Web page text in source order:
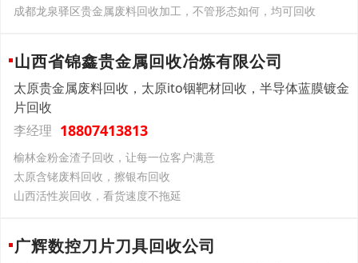
成都龙泉驿区贵金属废料回收加工，不管形态如何，均可回收
山西省锦鑫贵金属回收冶炼有限公司
太原贵金属废料回收，太原ito铟靶材回收，半导体蓝膜镀金
片回收
李经理 18807413813
榆林金粉金渣子回收，让每一位客户满意
太原含铑废料回收，擦银布回收
山西活性炭回收，看货速度不拖延
广辉数控刀片刀具回收公司